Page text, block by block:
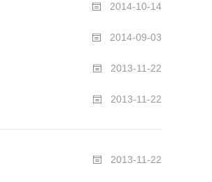
2014-10-14
2014-09-03
2013-11-22
2013-11-22
2013-11-22